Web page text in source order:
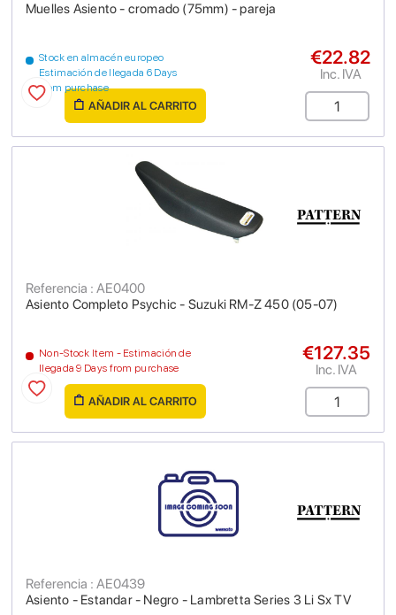
Muelles Asiento - cromado (75mm) - pareja
Stock en almacén europeo
Estimación de llegada 6 Days
from purchase
€22.82
Inc. IVA
AÑADIR AL CARRITO
Asiento Completo Psychic - Suzuki RM-Z 450 (05-07)
Referencia : AE0400
Non-Stock Item - Estimación de
llegada 9 Days from purchase
€127.35
Inc. IVA
AÑADIR AL CARRITO
Asiento - Estandar - Negro - Lambretta Series 3 Li Sx TV
Referencia : AE0439